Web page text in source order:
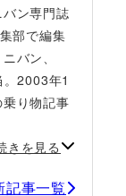
ン専門誌
部で編集
バン、
2003年1
り物記事
きを見る
記事一覧